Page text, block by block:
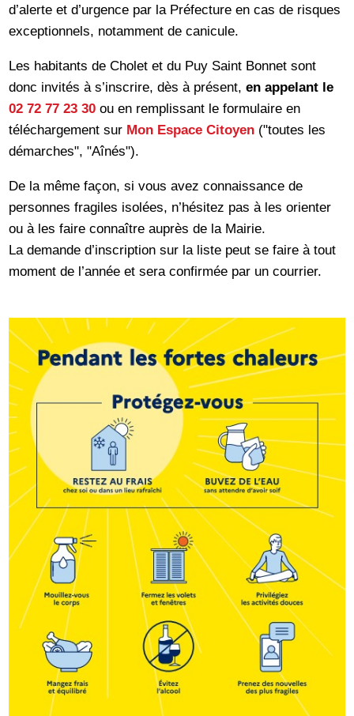
d’alerte et d’urgence par la Préfecture en cas de risques
exceptionnels, notamment de canicule.
Les habitants de Cholet et du Puy Saint Bonnet sont
donc invités à s’inscrire, dès à présent,en appelant le
02 72 77 23 30 ou en remplissant le formulaire en
téléchargement sur Mon Espace Citoyen ("toutes les
démarches", "Aînés").
De la même façon, si vous avez connaissance de
personnes fragiles isolées, n’hésitez pas à les orienter
ou à les faire connaître auprès de la Mairie.
La demande d’inscription sur la liste peut se faire à tout
moment de l’année et sera confirmée par un courrier.